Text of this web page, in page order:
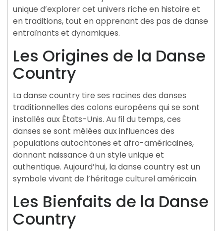
unique d’explorer cet univers riche en histoire et
en traditions, tout en apprenant des pas de danse
entraînants et dynamiques.
Les Origines de la Danse
Country
La danse country tire ses racines des danses
traditionnelles des colons européens qui se sont
installés aux États-Unis. Au fil du temps, ces
danses se sont mêlées aux influences des
populations autochtones et afro-américaines,
donnant naissance à un style unique et
authentique. Aujourd’hui, la danse country est un
symbole vivant de l’héritage culturel américain.
Les Bienfaits de la Danse
Country